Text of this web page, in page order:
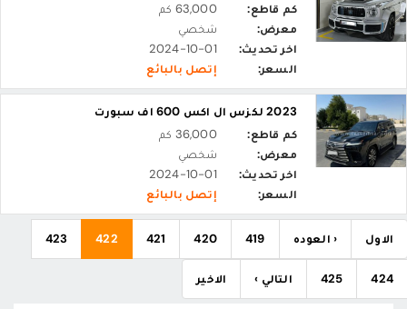
كم قاطع:
63,000 كم
معرض:
شخصي
اخر تحديث:
2024-10-01
السعر:
إتصل بالبائع
2023 لكزس ال اكس 600 اف سبورت
كم قاطع:
36,000 كم
معرض:
شخصي
اخر تحديث:
2024-10-01
السعر:
إتصل بالبائع
الاول ‹ العوده 419
420
421
422
423
424
425 التالي › الاخير